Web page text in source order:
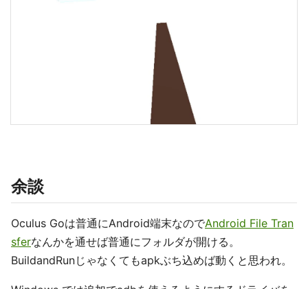
余談
Oculus Goは普通にAndroid端末なのでAndroid File Tran
sferなんかを通せば普通にフォルダが開ける。
BuildandRunじゃなくてもapkぶち込めば動くと思われ。